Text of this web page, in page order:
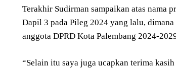
Terakhir Sudirman sampaikan atas nama
Dapil 3 pada Pileg 2024 yang lalu,
anggota DPRD Kota Palembang 2024-
“Selain itu saya juga ucapkan terima